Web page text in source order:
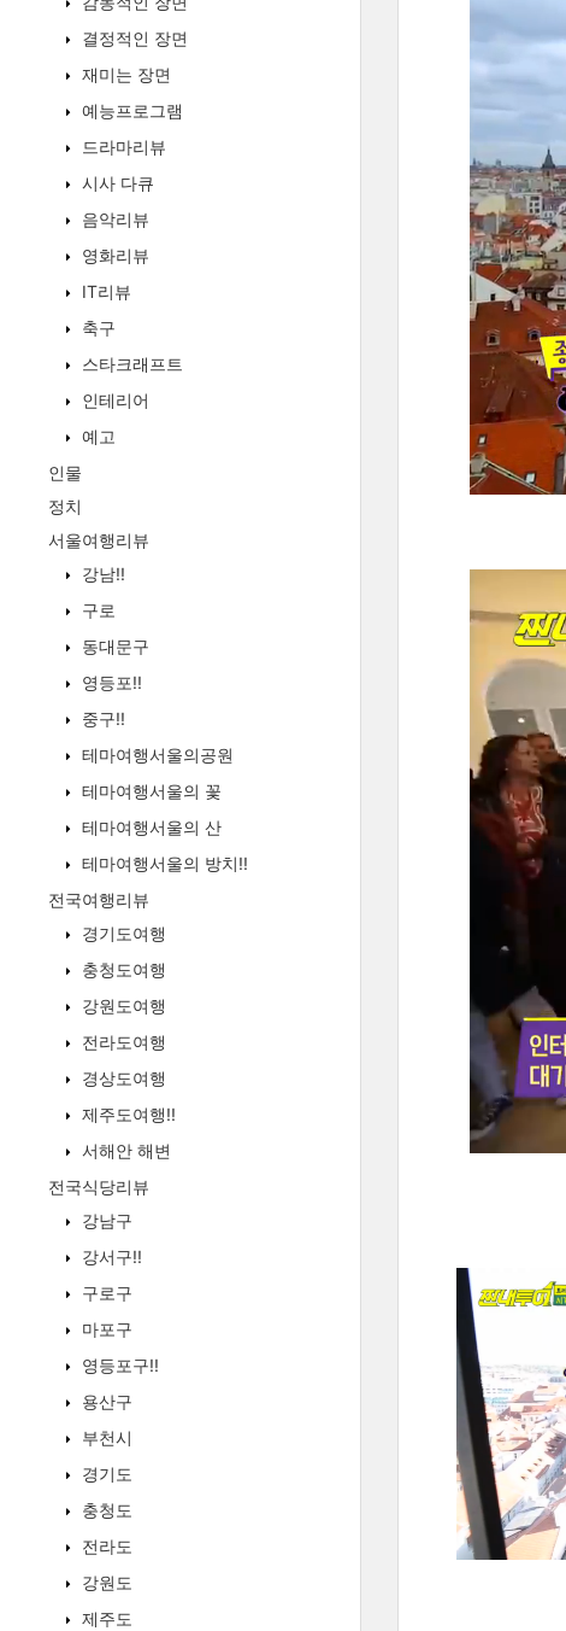
결정적인 장면
재미는 장면
예능프로그램
드라마리뷰
시사 다큐
음악리뷰
영화리뷰
IT리뷰
축구
스타크래프트
인테리어
예고
인물
정치
서울여행리뷰
강남!!
구로
동대문구
영등포!!
중구!!
테마여행서울의공원
테마여행서울의 꽃
테마여행서울의 산
테마여행서울의 방치!!
전국여행리뷰
경기도여행
충청도여행
강원도여행
전라도여행
경상도여행
제주도여행!!
서해안 해변
전국식당리뷰
강남구
강서구!!
구로구
마포구
영등포구!!
용산구
부천시
경기도
충청도
전라도
강원도
제주도